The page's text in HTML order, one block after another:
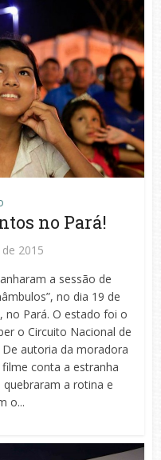
no Pará!
2015
a sessão de
no dia 19 de
no Pará. O estado foi o
o Circuito Nacional de
De autoria da moradora
conta a estranha
a rotina e
o...